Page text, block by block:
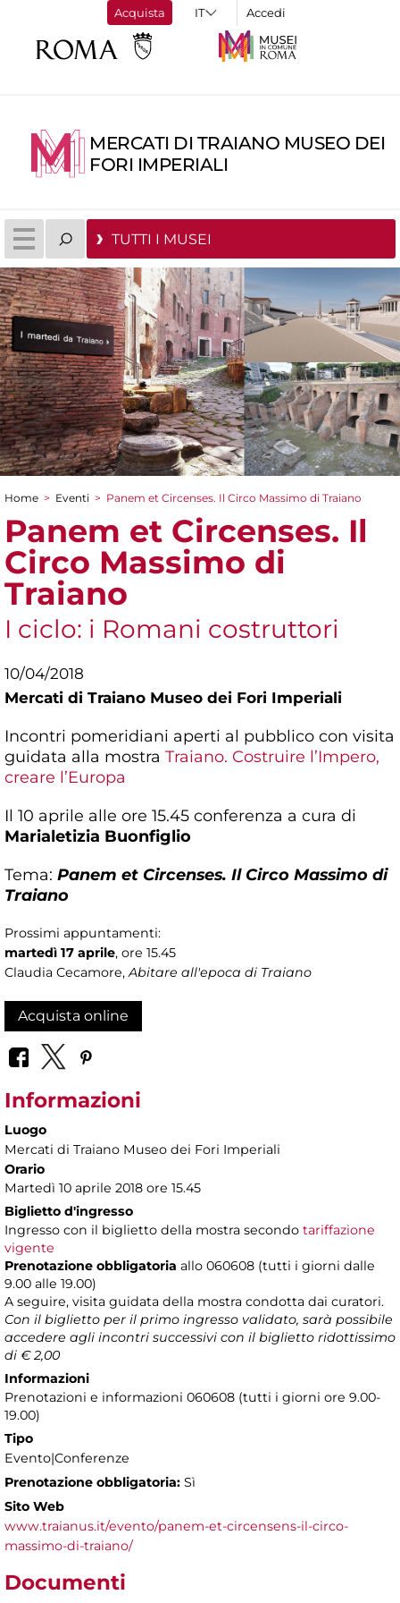
Acquista Accedi
MERCATI DI TRAIANO MUSEO DEI
FORI IMPERIALI
TUTTI I MUSEI
Tu sei qui
Home > Eventi > Panem et Circenses. Il Circo Massimo di Traiano
Panem et Circenses. Il
Circo Massimo di
Traiano
I ciclo: i Romani costruttori
10/04/2018
Mercati di Traiano Museo dei Fori Imperiali
Incontri pomeridiani aperti al pubblico con visita
guidata alla mostra Traiano. Costruire l’Impero,
creare l’Europa
Il 10 aprile alle ore 15.45 conferenza a cura di
Marialetizia Buonfiglio
Tema: Panem et Circenses. Il Circo Massimo di
Traiano
Prossimi appuntamenti:
martedì 17 aprile, ore 15.45
Claudia Cecamore,Abitare all'epoca di Traiano
Acquista online
Informazioni
Luogo
Mercati di Traiano Museo dei Fori Imperiali
Orario
Martedì 10 aprile 2018 ore 15.45
Biglietto d'ingresso
Ingresso con il biglietto della mostra secondo tariffazione
vigente
Prenotazione obbligatoria allo 060608 (tutti i giorni dalle
9.00 alle 19.00)
A seguire, visita guidata della mostra condotta dai curatori.
Con il biglietto per il primo ingresso validato, sarà possibile
accedere agli incontri successivi con il biglietto ridottissimo
di € 2,00
Informazioni
Prenotazioni e informazioni 060608 (tutti i giorni ore 9.00-
19.00)
Tipo
Evento|Conferenze
Prenotazione obbligatoria: Sì
Sito Web
www.traianus.it/evento/panem-et-circensens-il-circo-
massimo-di-traiano/
Documenti